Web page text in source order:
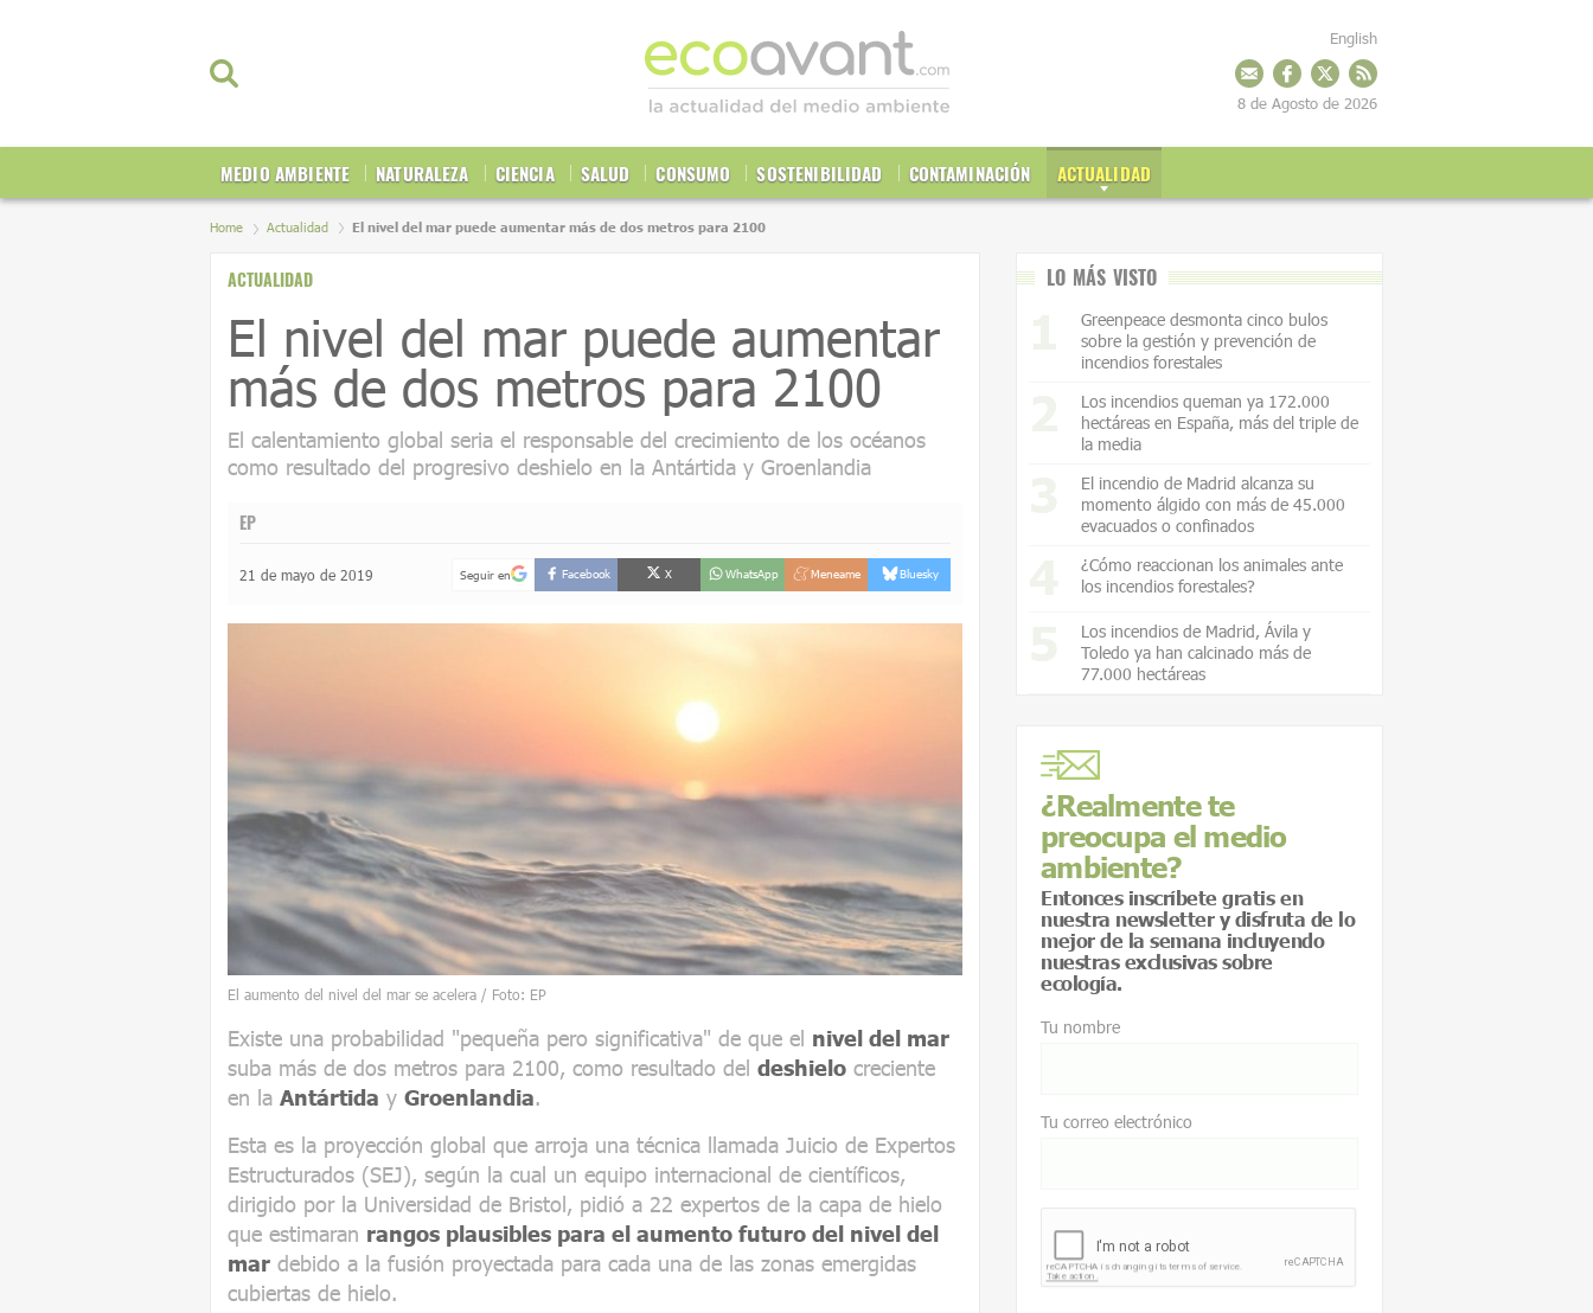
MEDIO AMBIENTE NATURALEZA CIENCIA SALUD CONSUMO SOSTENIBILIDAD CONTAMINACIÓN ACTUALIDAD
English
8 de Agosto de 2026
Home Actualidad El nivel del mar puede aumentar más de dos metros para 2100
ACTUALIDAD
El nivel del mar puede aumentar
más de dos metros para 2100
El calentamiento global seria el responsable del crecimiento de los océanos
como resultado del progresivo deshielo en la Antártida y Groenlandia
EP
21 de mayo de 2019 Seguir en Facebook X WhatsApp Meneame Bluesky
El aumento del nivel del mar se acelera / Foto: EP
Existe una probabilidad "pequeña pero significativa" de que el nivel del mar
suba más de dos metros para 2100, como resultado del deshielo creciente
en la Antártida y Groenlandia.
Esta es la proyección global que arroja una técnica llamada Juicio de Expertos
Estructurados (SEJ), según la cual un equipo internacional de científicos,
dirigido por la Universidad de Bristol, pidió a 22 expertos de la capa de hielo
que estimaran rangos plausibles para el aumento futuro del nivel del
mar debido a la fusión proyectada para cada una de las zonas emergidas
cubiertas de hielo.
LO MÁS VISTO
Greenpeace desmonta cinco bulos
sobre la gestión y prevención de
incendios forestales
Los incendios queman ya 172.000
hectáreas en España, más del triple de
la media
El incendio de Madrid alcanza su
momento álgido con más de 45.000
evacuados o confinados
¿Cómo reaccionan los animales ante
los incendios forestales?
Los incendios de Madrid, Ávila y
Toledo ya han calcinado más de
77.000 hectáreas
¿Realmente te
preocupa el medio
ambiente?
Entonces inscríbete gratis en
nuestra newsletter y disfruta de lo
mejor de la semana incluyendo
nuestras exclusivas sobre
ecología.
Tu nombre
Tu correo electrónico